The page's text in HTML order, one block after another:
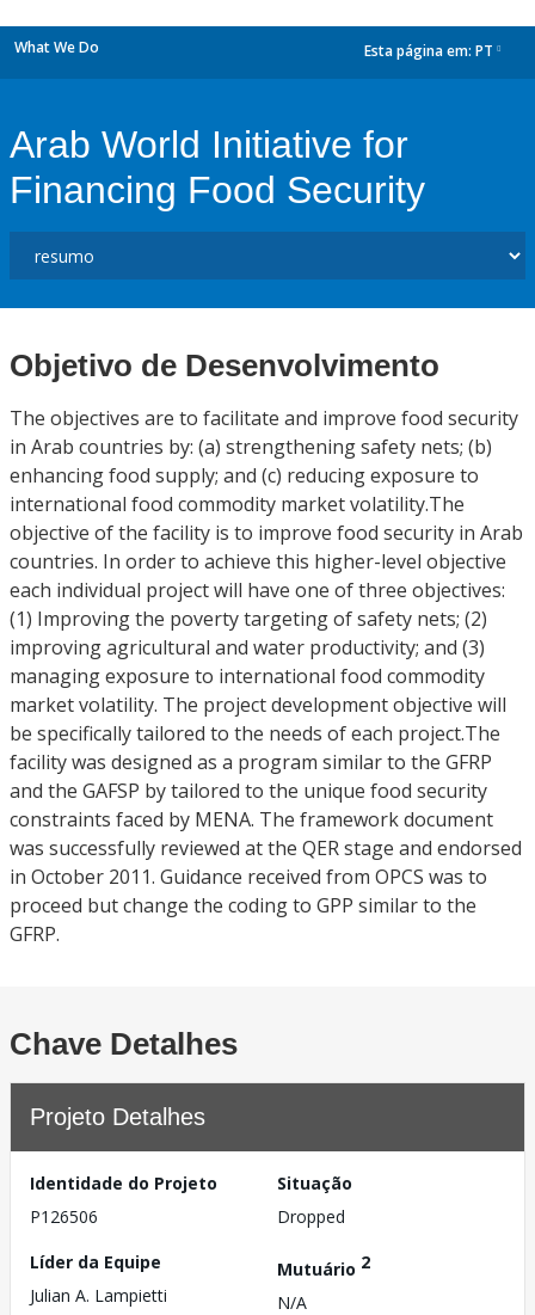
What We Do Esta página em: PT
Arab World Initiative for
Financing Food Security
Objetivo de Desenvolvimento
The objectives are to facilitate and improve food security
in Arab countries by: (a) strengthening safety nets; (b)
enhancing food supply; and (c) reducing exposure to
international food commodity market volatility.The
objective of the facility is to improve food security in Arab
countries. In order to achieve this higher-level objective
each individual project will have one of three objectives:
(1) Improving the poverty targeting of safety nets; (2)
improving agricultural and water productivity; and (3)
managing exposure to international food commodity
market volatility. The project development objective will
be specifically tailored to the needs of each project.The
facility was designed as a program similar to the GFRP
and the GAFSP by tailored to the unique food security
constraints faced by MENA. The framework document
was successfully reviewed at the QER stage and endorsed
in October 2011. Guidance received from OPCS was to
proceed but change the coding to GPP similar to the
GFRP.
Chave Detalhes
Projeto Detalhes
Identidade do Projeto
P126506
Situação
Dropped
Líder da Equipe
Julian A. Lampietti
Mutuário 2
N/A